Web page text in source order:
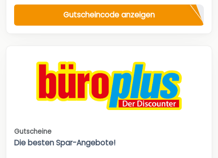
Gutscheincode anzeigen
Gutscheine
Die besten Spar-Angebote!